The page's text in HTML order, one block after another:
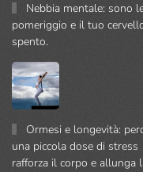
Nebbia mentale: sono
pomeriggio e il tuo
spento.
Ormesi e longevità:
una piccola dose di stress
rafforza il corpo e allunga